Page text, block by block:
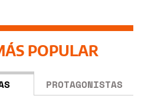
POPULAR
PROTAGONISTAS